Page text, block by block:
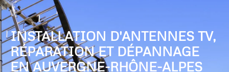
INSTALLATION D'ANTENNES TV,
RÉPARATION ET DÉPANNAGE
EN AUVERGNE-RHÔNE-ALPES